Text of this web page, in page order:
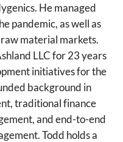
He managed
pandemic, as well as
material markets.
LLC for 23 years
initiatives for the
background in
traditional finance
and end-to-end
Todd holds a